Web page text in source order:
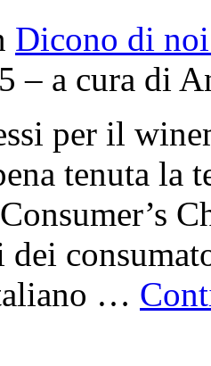
Dicono di noi
– a cura di
per il
tenuta la
dei
…